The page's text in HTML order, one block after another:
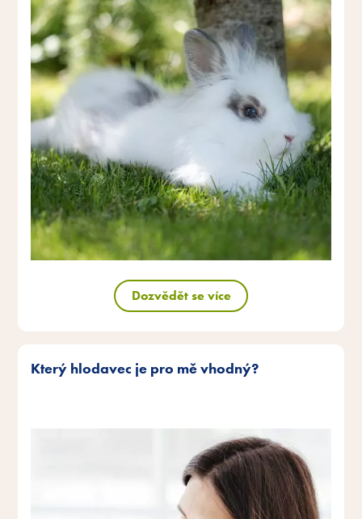
Dozvědět se více
Který hlodavec je pro mě vhodný?